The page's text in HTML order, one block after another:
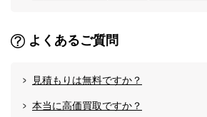
よくあるご質問
見積もりは無料ですか？
本当に高価買取ですか？